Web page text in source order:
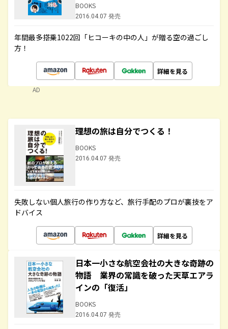
BOOKS
2016.04.07 発売
年間最多搭乗1022回「ヒコーキの中の人」が贈る空の過ごし
方！
詳細を見る
AD
理想の旅は自分でつくる！
BOOKS
2016.04.07 発売
失敗しない個人旅行の作り方など、旅行手配のプロが裏技をア
ドバイス
詳細を見る
日本一小さな航空会社の大きな奇跡の
物語 業界の常識を破った天草エアラ
インの「復活」
BOOKS
2016.04.07 発売